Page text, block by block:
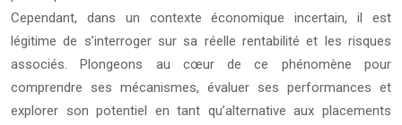
Cependant, dans un contexte économique incertain, il est
légitime de s’interroger sur sa réelle rentabilité et les risques
associés. Plongeons au cœur de ce phénomène pour
comprendre ses mécanismes, évaluer ses performances et
explorer son potentiel en tant qu’alternative aux placements